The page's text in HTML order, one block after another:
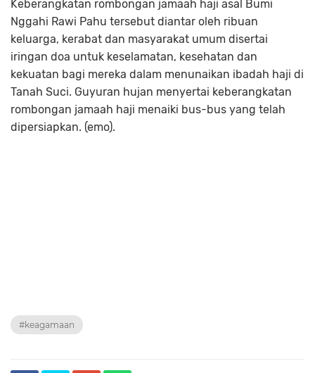
Keberangkatan rombongan jamaah haji asal Bumi
Nggahi Rawi Pahu tersebut diantar oleh ribuan
keluarga, kerabat dan masyarakat umum disertai
iringan doa untuk keselamatan, kesehatan dan
kekuatan bagi mereka dalam menunaikan ibadah haji di
Tanah Suci. Guyuran hujan menyertai keberangkatan
rombongan jamaah haji menaiki bus-bus yang telah
dipersiapkan. (emo).
#keagamaan